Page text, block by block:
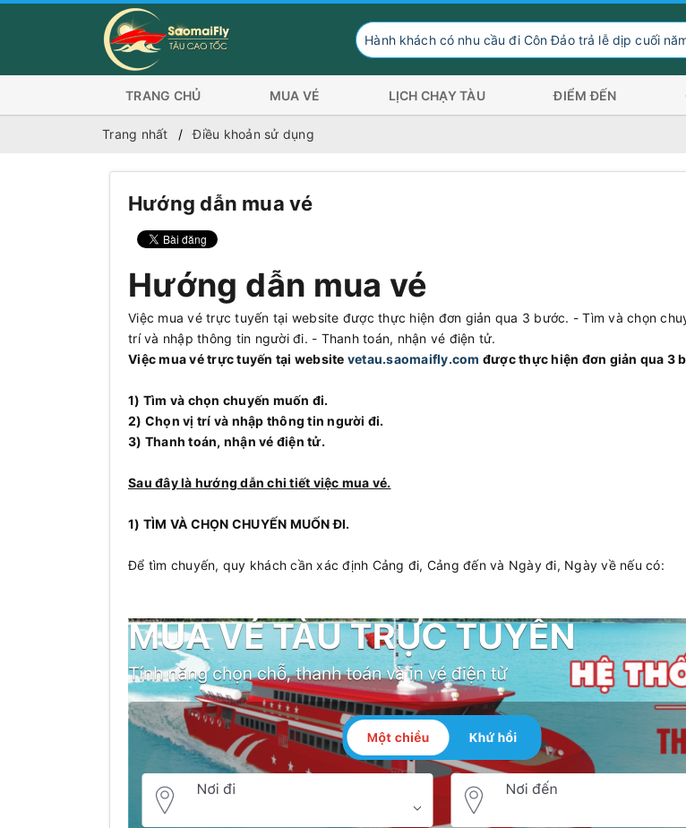
Hành khách có nhu cầu đi Côn Đảo trả lễ dịp cuối năm vui
TRANG CHỦ MUA VÉ LỊCH CHẠY TÀU ĐIỂM ĐẾN
Trang nhất Điều khoản sử dụng
Hướng dẫn mua vé
Hướng dẫn mua vé
Việc mua vé trực tuyến tại website được thực hiện đơn giản qua 3 bước. - Tìm và chọn
trí và nhập thông tin người đi. - Thanh toán, nhận vé điện tử.
Việc mua vé trực tuyến tại website vetau.saomaifly.com được thực hiện đơn giản qua 3
1) Tìm và chọn chuyến muốn đi.
2) Chọn vị trí và nhập thông tin người đi.
3) Thanh toán, nhận vé điện tử.
Sau đây là hướng dẫn chi tiết việc mua vé.
1) TÌM VÀ CHỌN CHUYẾN MUỐN ĐI.
Để tìm chuyến, quy khách cần xác định Cảng đi, Cảng đến và Ngày đi, Ngày về nếu có: